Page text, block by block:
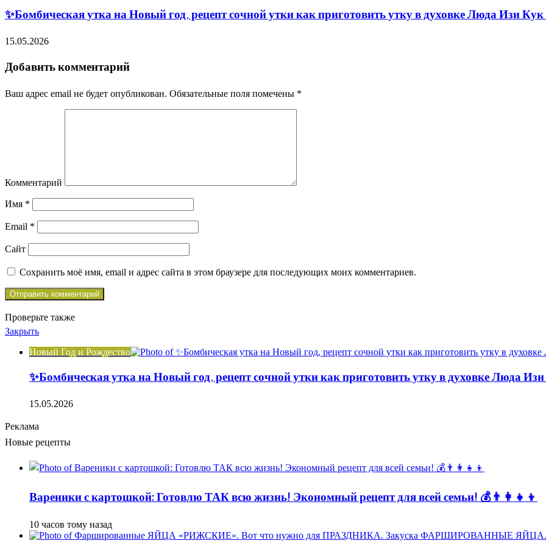
✨Бомбическая утка на Новый год, рецепт сочной утки как приготовить утку в духовке Люда Изи
15.05.2026
Добавить комментарий
Ваш адрес email не будет опубликован. Обязательные поля помечены *
Комментарий
Имя *
Email *
Сайт
Сохранить моё имя, email и адрес сайта в этом браузере для последующих моих комментариев.
Проверьте также
Закрыть
Новый Год и Рождество
✨Бомбическая утка на Новый год, рецепт сочной утки как приготовить утку в духовке Люда
15.05.2026
Реклама
Новые рецепты
Вареники с картошкой: Готовлю ТАК всю жизнь! Экономный рецепт для всей семьи! 💰👨👩👧👦
10 часов тому назад